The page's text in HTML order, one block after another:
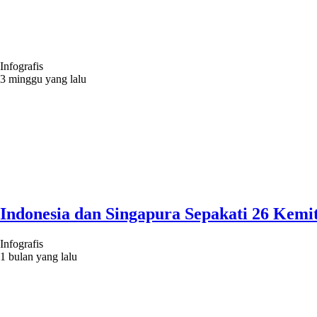
Infografis
3 minggu yang lalu
Indonesia dan Singapura Sepakati 26
Infografis
1 bulan yang lalu